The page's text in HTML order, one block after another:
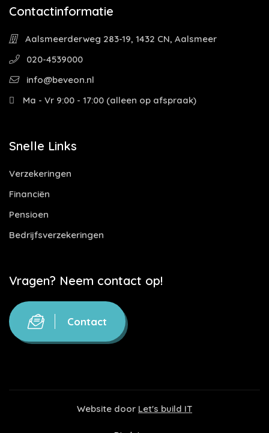
Contactinformatie
Aalsmeerderweg 283-19, 1432 CN, Aalsmeer
020-4539000
info@beveon.nl
Ma - Vr 9:00 - 17:00 (alleen op afspraak)
Snelle Links
Verzekeringen
Financiën
Pensioen
Bedrijfsverzekeringen
Vragen? Neem contact op!
Contact
Website door Let's build IT